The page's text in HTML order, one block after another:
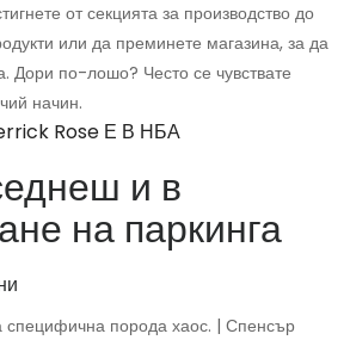
от секцията за производство до
или да преминете магазина, за да
Дори по-лошо? Често се чувствате
начин.
Rose Е В НБА
и в
на паркинга
специфична порода хаос. | Спенсър